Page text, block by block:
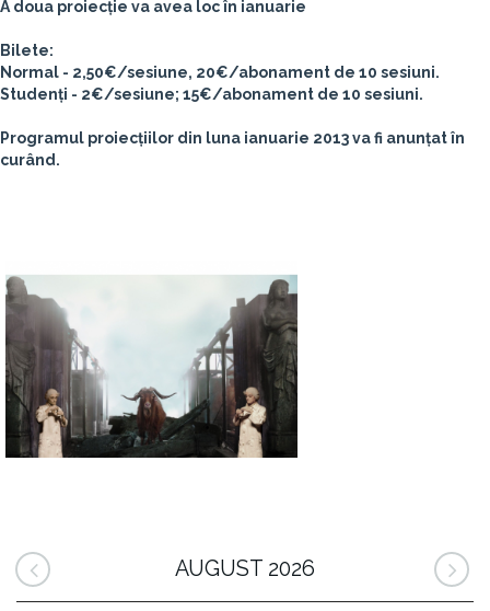
A doua proiecție va avea loc în ianuarie
Bilete:
Normal - 2,50€/sesiune, 20€/abonament de 10 sesiuni.
Studenți - 2€/sesiune; 15€/abonament de 10 sesiuni.
Programul proiecțiilor din luna ianuarie 2013 va fi anunțat în
curând.
AUGUST 2026